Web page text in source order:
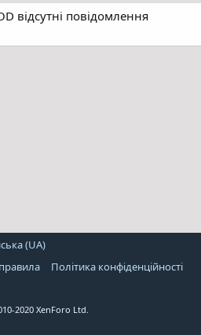
відсутні повідомлення
(UA)
Політика конфіденційності
2020 XenForo Ltd.